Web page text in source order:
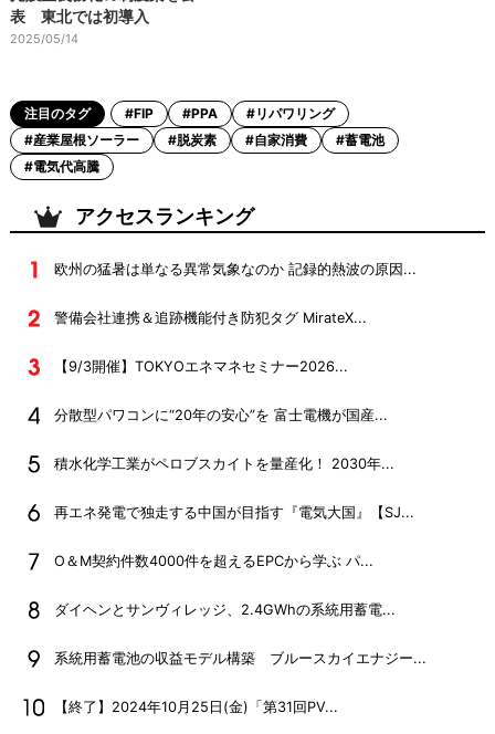
表 東北では初導入
2025/05/14
注目のタグ #FIP #PPA
#リパワリング
#産業屋根ソーラー
#脱炭素 #自家消費
#蓄電池
#電気代高騰
アクセスランキング
欧州の猛暑は単なる異常気象なのか 記録的熱波の原因...
警備会社連携＆追跡機能付き防犯タグ MirateX...
【9/3開催】TOKYOエネマネセミナー2026...
分散型パワコンに“20年の安心”を 富士電機が国産...
積水化学工業がペロブスカイトを量産化！ 2030年...
再エネ発電で独走する中国が目指す『電気大国』【SJ...
O＆M契約件数4000件を超えるEPCから学ぶ パ...
ダイヘンとサンヴィレッジ、2.4GWhの系統用蓄電...
系統用蓄電池の収益モデル構築 ブルースカイエナジー...
【終了】2024年10月25日(金)「第31回PV...